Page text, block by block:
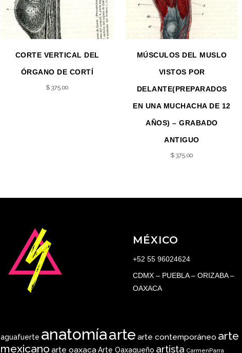
CORTE VERTICAL DEL
ÓRGANO DE CORTÍ
$ 375.00
MÚSCULOS DEL MUSLO
VISTOS POR
DELANTE(PREPARADOS
EN UNA MUCHACHA DE 12
AÑOS) – GRABADO
ANTIGUO
$ 375.00
MÉXICO
+52 55 96024624
CDMX – PUEBLA – ORIZABA –
OAXACA
aguafuerte anatomíaarte arte contemporáneo arte
mexicano arte oaxacaArte Oaxaqueño artista CarmenParra